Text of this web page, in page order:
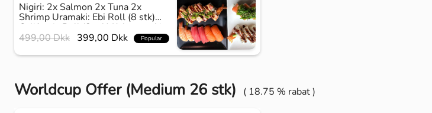
Nigiri: 2x Salmon 2x Tuna 2x
Shrimp Uramaki: Ebi Roll (8 stk)
California Roll (8 stk) Kaburamaki:
Sunrise Delux (8 stk) Laks Delux (8
Starter: Tangsalat
499,00 Dkk 399,00 Dkk Popular
Worldcup Offer (Medium 26 stk) ( 18.75 % rabat )